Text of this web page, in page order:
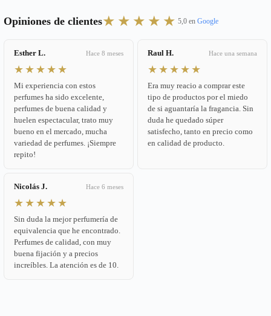
Opiniones de clientes★★★★★ 5,0 en Google
Esther L. Hace 8 meses
★★★★★
Mi experiencia con estos
perfumes ha sido excelente,
perfumes de buena calidad y
huelen espectacular, trato muy
bueno en el mercado, mucha
variedad de perfumes. ¡Siempre
repito!
Raul H. Hace una semana
★★★★★
Era muy reacio a comprar este
tipo de productos por el miedo
de si aguantaría la fragancia. Sin
duda he quedado súper
satisfecho, tanto en precio como
en calidad de producto.
Nicolás J. Hace 6 meses
★★★★★
Sin duda la mejor perfumería de
equivalencia que he encontrado.
Perfumes de calidad, con muy
buena fijación y a precios
increíbles. La atención es de 10.